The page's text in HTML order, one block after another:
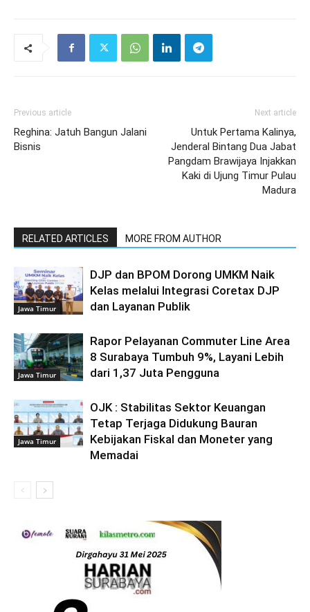
Previous article
Reghina: Jatuh Bangun Jalani
Bisnis
Next article
Untuk Pertama Kalinya,
Jenderal Bintang Dua Jabat
Pangdam Brawijaya Injakkan
Kaki di Ujung Timur Pulau
Madura
RELATED ARTICLES MORE FROM AUTHOR
Jawa Timur
DJP dan BPOM Dorong UMKM Naik
Kelas melalui Integrasi Coretax DJP
dan Layanan Publik
Jawa Timur
Rapor Pelayanan Commuter Line Area
8 Surabaya Tumbuh 9%, Layani Lebih
dari 1,37 Juta Pengguna
Jawa Timur
OJK : Stabilitas Sektor Keuangan
Tetap Terjaga Didukung Bauran
Kebijakan Fiskal dan Moneter yang
Memadai